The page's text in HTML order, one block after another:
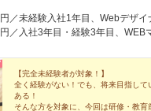
大手町駅(東京都)、新宿駅、新宿
池袋駅、東池袋駅、五反田駅、
上野駅、京成上野駅、錦糸町駅、
木場駅(東京都)、中目黒駅、中野
木町駅、武蔵小杉駅、溝の口駅
駅、大阪梅田駅(阪神線)、梅田駅
／未経験入社1年目、Webデザイ
／入社3年目・経験3年目、WEB
【完全未経験者が対象！】
全く経験がない！でも、将来目指して
ある！
そんな方を対象に、今回は研修・教育